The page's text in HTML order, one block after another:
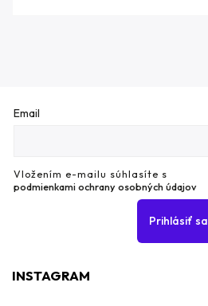
Email
Vložením e-mailu súhlasíte s
podmienkami ochrany osobných údajov
Prihlásiť sa
INSTAGRAM